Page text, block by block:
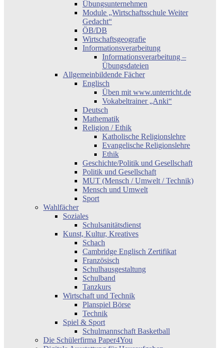
Übungsunternehmen
Module „Wirtschaftsschule Weiter
Gedacht“
ÖB/DB
Wirtschaftsgeografie
Informationsverarbeitung
Informationsverarbeitung –
Übungsdateien
Allgemeinbildende Fächer
Englisch
Üben mit www.unterricht.de
Vokabeltrainer „Anki“
Deutsch
Mathematik
Religion / Ethik
Katholische Religionslehre
Evangelische Religionslehre
Ethik
Geschichte/Politik und Gesellschaft
Politik und Gesellschaft
MUT (Mensch / Umwelt / Technik)
Mensch und Umwelt
Sport
Wahlfächer
Soziales
Schulsanitätsdienst
Kunst, Kultur, Kreatives
Schach
Cambridge Englisch Zertifikat
Französisch
Schulhausgestaltung
Schulband
Tanzkurs
Wirtschaft und Technik
Planspiel Börse
Technik
Spiel & Sport
Schulmannschaft Basketball
Die Schülerfirma Paper4You